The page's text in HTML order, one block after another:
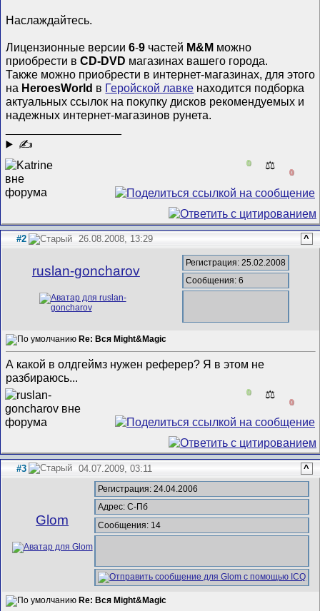
Наслаждайтесь.
Лицензионные версии6-9 частей M&M можно
приобрести вCD-DVD магазинах вашего города.
Также можно приобрести в интернет-магазинах, для этого
на HeroesWorld в Геройской лавке находится подборка
актуальных ссылок на покупку дисков рекомендуемых и
надежных интернет-магазинов рунета.
✍
0 ⚖️
0
#2 26.08.2008, 13:29 ^
ruslan-goncharov
Регистрация: 25.02.2008
Сообщения: 6
Re: Вся Might&Magic
А какой в олдгеймз нужен реферер? Я в этом не
разбираюсь...
0 ⚖️
0
#3 04.07.2009, 03:11 ^
Glom
Регистрация: 24.04.2006
Адрес: С-Пб
Сообщения: 14
Re: Вся Might&Magic